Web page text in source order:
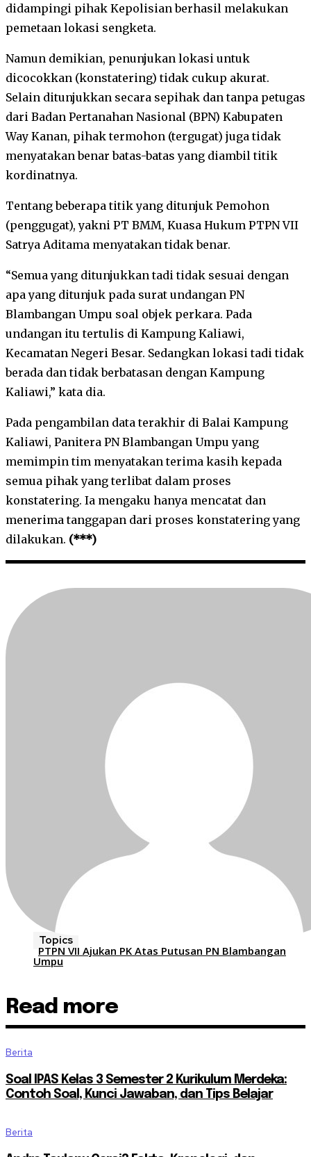
didampingi pihak Kepolisian berhasil melakukan
pemetaan lokasi sengketa.
Namun demikian, penunjukan lokasi untuk
dicocokkan (konstatering) tidak cukup akurat.
Selain ditunjukkan secara sepihak dan tanpa petugas
dari Badan Pertanahan Nasional (BPN) Kabupaten
Way Kanan, pihak termohon (tergugat) juga tidak
menyatakan benar batas-batas yang diambil titik
kordinatnya.
Tentang beberapa titik yang ditunjuk Pemohon
(penggugat), yakni PT BMM, Kuasa Hukum PTPN VII
Satrya Aditama menyatakan tidak benar.
“Semua yang ditunjukkan tadi tidak sesuai dengan
apa yang ditunjuk pada surat undangan PN
Blambangan Umpu soal objek perkara. Pada
undangan itu tertulis di Kampung Kaliawi,
Kecamatan Negeri Besar. Sedangkan lokasi tadi tidak
berada dan tidak berbatasan dengan Kampung
Kaliawi,” kata dia.
Pada pengambilan data terakhir di Balai Kampung
Kaliawi, Panitera PN Blambangan Umpu yang
memimpin tim menyatakan terima kasih kepada
semua pihak yang terlibat dalam proses
konstatering. Ia mengaku hanya mencatat dan
menerima tanggapan dari proses konstatering yang
dilakukan. (***)
Topics
PTPN VII Ajukan PK Atas Putusan PN Blambangan
Umpu
Read more
Berita
Soal IPAS Kelas 3 Semester 2 Kurikulum Merdeka:
Contoh Soal, Kunci Jawaban, dan Tips Belajar
Berita